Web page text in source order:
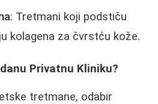
: Tretmani koji podstiču
kolagena za čvrstću kože.
Privatnu Kliniku?
tretmane, odabir